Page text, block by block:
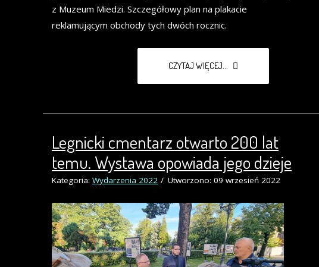
z Muzeum Miedzi. Szczegółowy plan na plakacie
reklamującym obchody tych dwóch rocznic.
CZYTAJ WIĘCEJ...
Legnicki cmentarz otwarto 200 lat
temu. Wystawa opowiada jego dzieje
Kategoria: Wydarzenia 2022 Utworzono: 09 wrzesień 2022